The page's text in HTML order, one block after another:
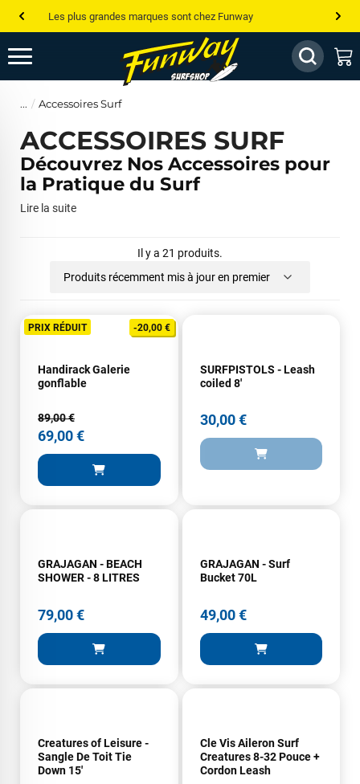
Les plus grandes marques sont chez Funway
Jusqu’à -75% de remise sur le windsurf, wingfoil, etc...
💰 Meilleur prix garanti — Moins cher ailleurs ? On s’aligne !
Accessoires Surf
ACCESSOIRES SURF
Découvrez Nos Accessoires pour
la Pratique du Surf
Lire la suite
Il y a 21 produits.
Produits récemment mis à jour en premier
PRIX RÉDUIT -20,00 €
Handirack Galerie
gonflable
89,00 €
69,00 €
SURFPISTOLS - Leash
coiled 8'
30,00 €
GRAJAGAN - BEACH
SHOWER - 8 LITRES
79,00 €
GRAJAGAN - Surf
Bucket 70L
49,00 €
Creatures of Leisure -
Sangle De Toit Tie
Down 15'
Cle Vis Aileron Surf
Creatures 8-32 Pouce +
Cordon Leash